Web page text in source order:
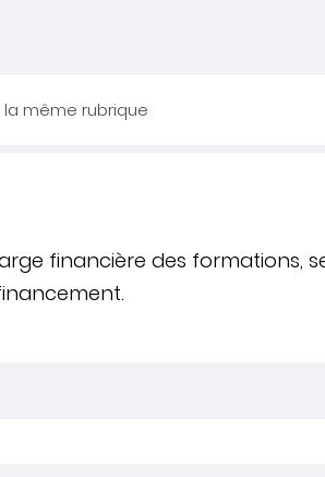
même rubrique
financière des formations,